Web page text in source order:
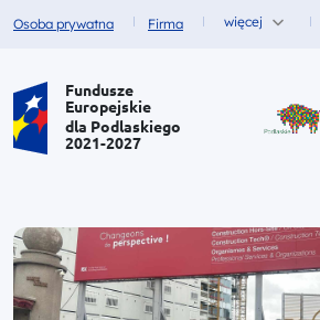
Fundusze dla
Osoba prywatna Fundusze dla
Firma więcej
Portal Funduszy Europejskich
Fundusze
Europejskie
dla Podlaskiego
2021-2027